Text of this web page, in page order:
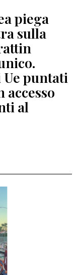
piega
sulla
puntati
accesso
al